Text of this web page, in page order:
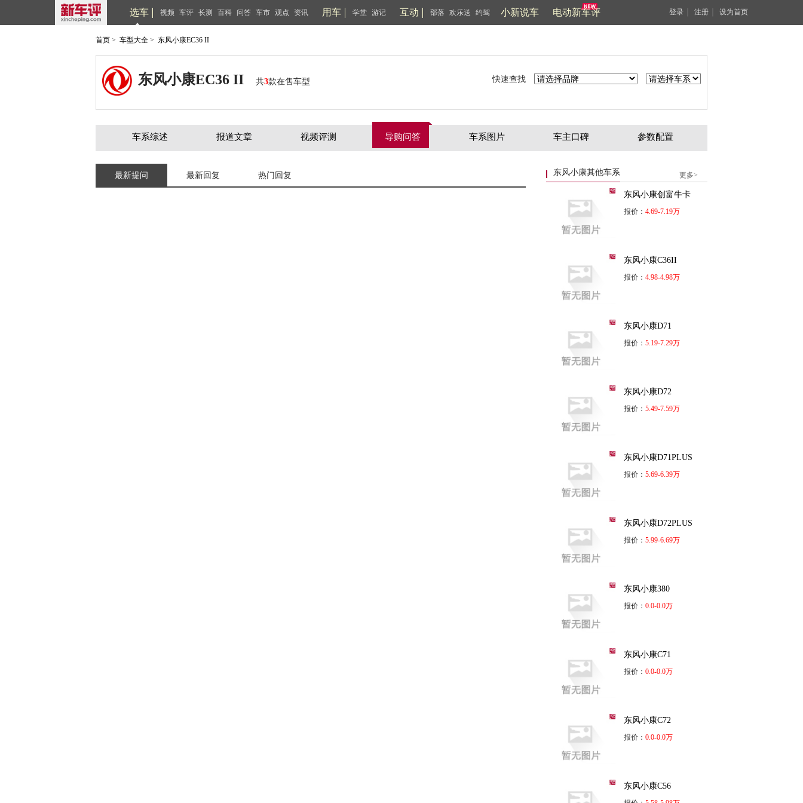
选车 视频 车评 长测 百科 问答 车市 观点 资讯 用车 学堂 游记 互动 部落 欢乐送 约驾 小新说车 电动新车评 登录 注册 设为首页
首页 > 车型大全 > 东风小康EC36 II
东风小康EC36 II 共3款在售车型 快速查找
车系综述 报道文章 视频评测 导购问答 车系图片 车主口碑 参数配置
最新提问 最新回复 热门回复 东风小康其他车系 更多>
东风小康创富牛卡
报价： 4.69-7.19万
东风小康C36II
报价： 4.98-4.98万
东风小康D71
报价： 5.19-7.29万
东风小康D72
报价： 5.49-7.59万
东风小康D71PLUS
报价： 5.69-6.39万
东风小康D72PLUS
报价： 5.99-6.69万
东风小康380
报价： 0.0-0.0万
东风小康C71
报价： 0.0-0.0万
东风小康C72
报价： 0.0-0.0万
东风小康C56